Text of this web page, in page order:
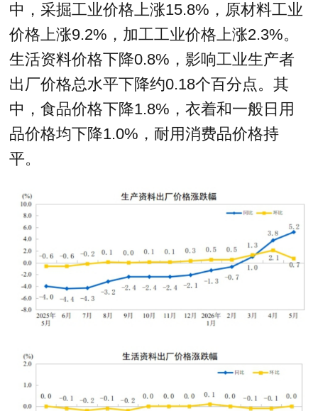
中，采掘工业价格上涨15.8%，原材料工业
价格上涨9.2%，加工工业价格上涨2.3%。
生活资料价格下降0.8%，影响工业生产者
出厂价格总水平下降约0.18个百分点。其
中，食品价格下降1.8%，衣着和一般日用
品价格均下降1.0%，耐用消费品价格持
平。